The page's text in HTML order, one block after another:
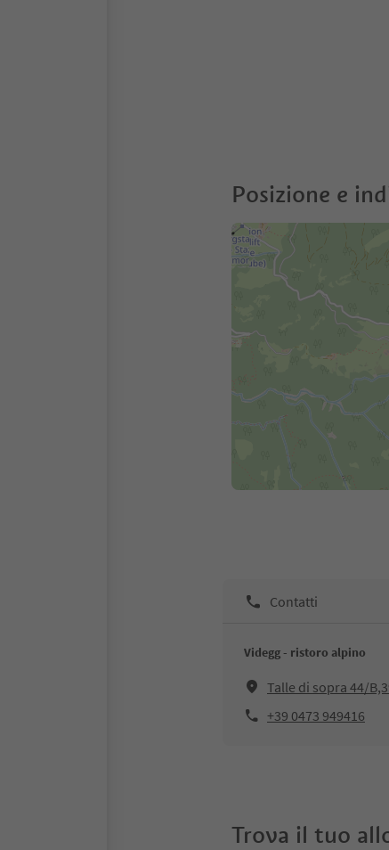
Posizione e
Contatti
Videgg - ristoro alpino
Talle di sopra 44/
+39 0473 949416
Trova il tuo